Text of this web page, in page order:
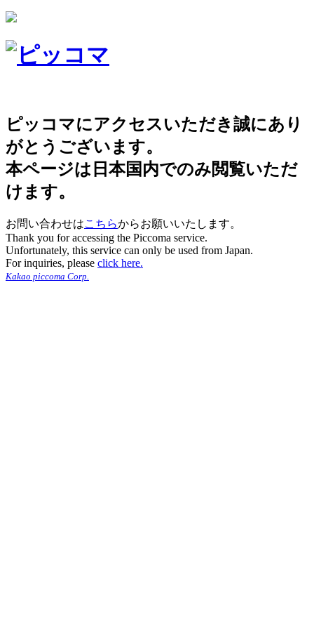
ピッコマにアクセスいただき誠にあり
がとうございます。
本ページは日本国内でのみ閲覧いただ
けます。
お問い合わせはこちらからお願いいたします。
Thank you for accessing the Piccoma service.
Unfortunately, this service can only be used from Japan.
For inquiries, please click here.
Kakao piccoma Corp.